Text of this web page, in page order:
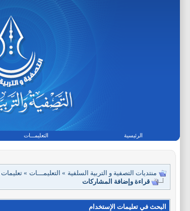
الرئيسية التعليمـــات
منتديات التصفية و التربية السلفية » التعليمـــات »
قراءة وإضافة المشاركات
البحث في تعليمات الإستخدام